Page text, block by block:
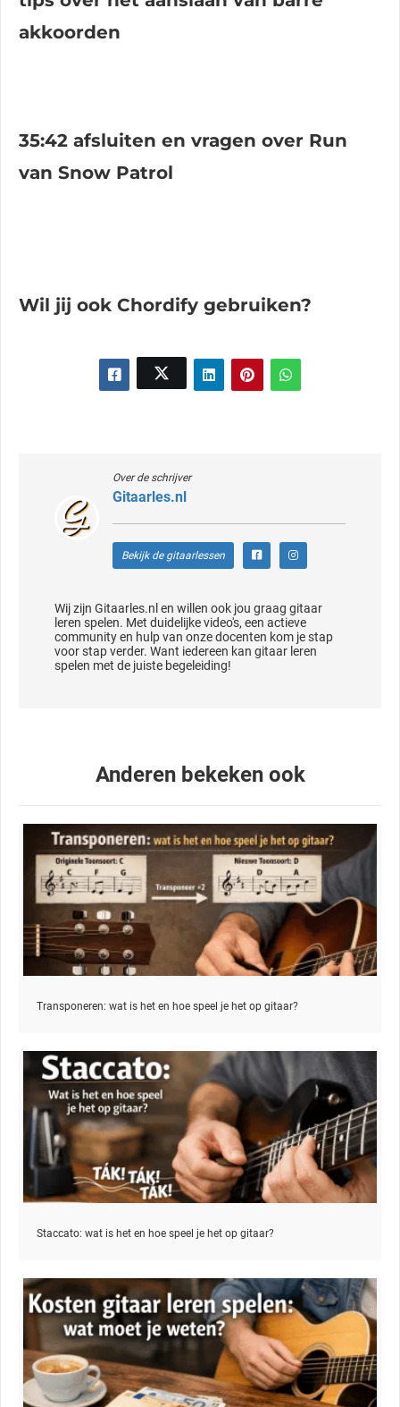
akkoorden
35:42 afsluiten en vragen over Run
van Snow Patrol
Wil jij ook Chordify gebruiken?
Over de schrijver
Gitaarles.nl
Bekijk de gitaarlessen
Wij zijn Gitaarles.nl en willen ook jou graag gitaar
leren spelen. Met duidelijke video's, een actieve
community en hulp van onze docenten kom je stap
voor stap verder. Want iedereen kan gitaar leren
spelen met de juiste begeleiding!
Anderen bekeken ook
Transponeren: wat is het en hoe speel je het op gitaar?
Staccato: wat is het en hoe speel je het op gitaar?